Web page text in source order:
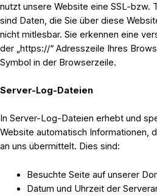
nutzt unsere Website eine SSL-bzw.
sind Daten, die Sie über diese
nicht mitlesbar. Sie erkennen eine
der „https://“ Adresszeile Ihres
Symbol in der Browserzeile.
Server-Log-Dateien
In Server-Log-Dateien erhebt und
Website automatisch Informationen,
an uns übermittelt. Dies sind:
Besuchte Seite auf unserer
Datum und Uhrzeit der